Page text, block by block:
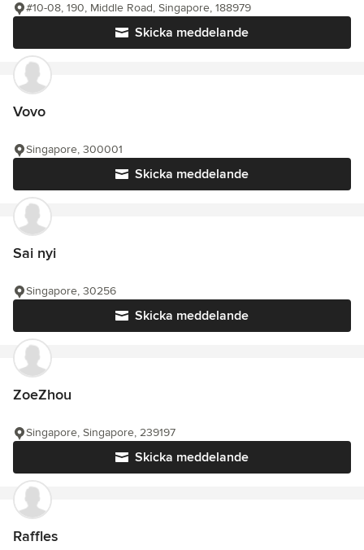
Skicka meddelande
#10-08, 190, Middle Road, Singapore, 188979
Vovo
Skicka meddelande
Singapore, 300001
Sai nyi
Skicka meddelande
Singapore, 30256
ZoeZhou
Skicka meddelande
Singapore, Singapore, 239197
Raffles